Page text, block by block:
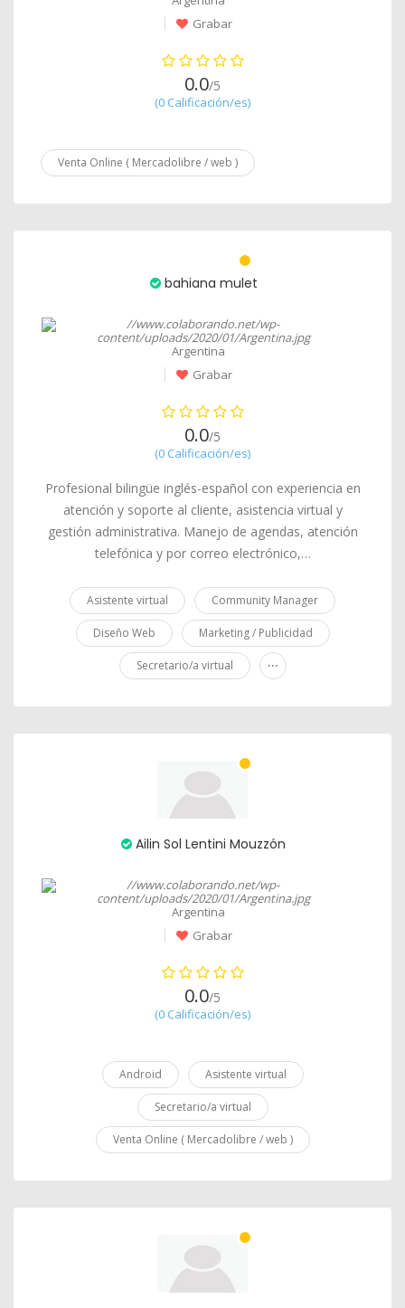
Grabar
0.0/5
(0 Calificación/es)
Venta Online ( Mercadolibre / web )
bahiana mulet
Argentina
Grabar
0.0/5
(0 Calificación/es)
Profesional bilingüe inglés-español con experiencia en
atención y soporte al cliente, asistencia virtual y
gestión administrativa. Manejo de agendas, atención
telefónica y por correo electrónico,…
Asistente virtual Community Manager
Diseño Web Marketing / Publicidad
Secretario/a virtual ...
Ailin Sol Lentini Mouzzón
Argentina
Grabar
0.0/5
(0 Calificación/es)
Android Asistente virtual
Secretario/a virtual
Venta Online ( Mercadolibre / web )